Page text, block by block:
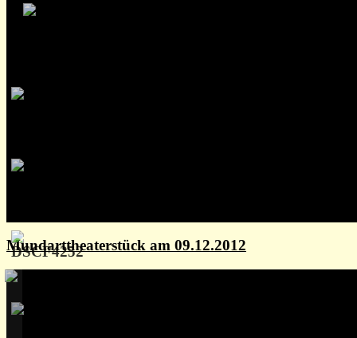
Mundarttheaterstück am 09.12.2012